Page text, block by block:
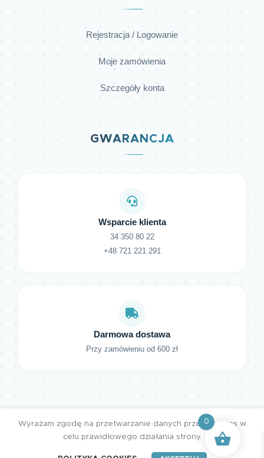
Rejestracja / Logowanie
Moje zamówienia
Szczegóły konta
GWARANCJA
Wsparcie klienta
34 350 80 22
+48 721 221 291
Darmowa dostawa
Przy zamówieniu od 600 zł
Wyrażam zgodę na przetwarzanie danych przez cookies w
celu prawidłowego działania strony.
0